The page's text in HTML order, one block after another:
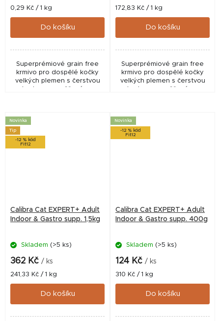
Měrná
cena:
0,29 Kč / 1 kg
Do košíku
Superprémiové grain free
krmivo pro dospělé kočky
velkých plemen s čerstvou
Měrná
cena:
172,83 Kč / 1 kg
Do košíku
Superprémiové grain free
krmivo pro dospělé kočky
velkých plemen s čerstvou
Novinka
Tip
-12 % kód
Fit12
Calibra Cat EXPERT+ Adult
Indoor & Gastro supp. 1,5kg
Skladem (>5 ks)
362 Kč / ks
Měrná
cena:
241,33 Kč / 1 kg
Do košíku
Novinka
-12 % kód
Fit12
Calibra Cat EXPERT+ Adult
Indoor & Gastro supp. 400g
Skladem (>5 ks)
124 Kč / ks
Měrná
cena:
310 Kč / 1 kg
Do košíku